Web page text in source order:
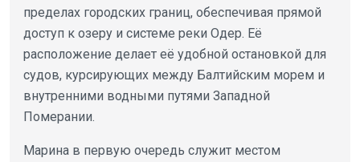
пределах городских границ, обеспечивая прямой
доступ к озеру и системе реки Одер. Её
расположение делает её удобной остановкой для
судов, курсирующих между Балтийским морем и
внутренними водными путями Западной
Померании.
Марина в первую очередь служит местом